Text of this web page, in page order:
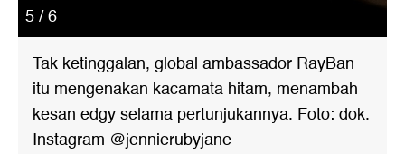
5 / 6
Tak ketinggalan, global ambassador RayBan
itu mengenakan kacamata hitam, menambah
kesan edgy selama pertunjukannya. Foto: dok.
Instagram @jennierubyjane